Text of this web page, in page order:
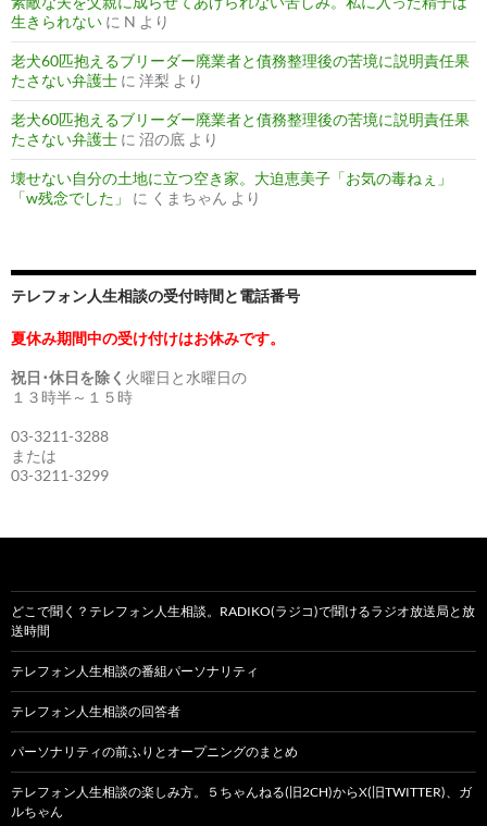
生きられない に N より
老犬60匹抱えるブリーダー廃業者と債務整理後の苦境に説明責任果
たさない弁護士 に 洋梨 より
老犬60匹抱えるブリーダー廃業者と債務整理後の苦境に説明責任果
たさない弁護士 に 沼の底 より
壊せない自分の土地に立つ空き家。大迫恵美子「お気の毒ねぇ」
「w残念でした」
に くまちゃん より
テレフォン人生相談の受付時間と電話番号
夏休み期間中の受け付けはお休みです。
祝日･休日を除く 火曜日と水曜日の
１３時半～１５時
03-3211-3288
または
03-3211-3299
どこで聞く？テレフォン人生相談。RADIKO(ラジコ)で聞けるラジオ放送局と放
送時間
テレフォン人生相談の番組パーソナリティ
テレフォン人生相談の回答者
パーソナリティの前ふりとオープニングのまとめ
テレフォン人生相談の楽しみ方。５ちゃんねる(旧2CH)からX(旧TWITTER)、ガ
ルちゃん